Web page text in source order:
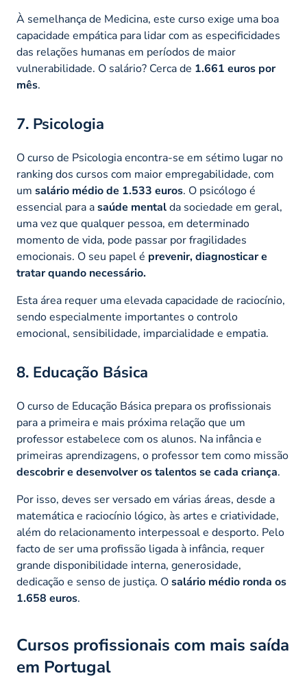
À semelhança de Medicina, este curso exige uma boa
capacidade empática para lidar com as especificidades
das relações humanas em períodos de maior
vulnerabilidade. O salário? Cerca de 1.661 euros por
mês.
7. Psicologia
O curso de Psicologia encontra-se em sétimo lugar no
ranking dos cursos com maior empregabilidade, com
um salário médio de 1.533 euros. O psicólogo é
essencial para asaúde mentalda sociedade em geral,
uma vez que qualquer pessoa, em determinado
momento de vida, pode passar por fragilidades
emocionais. O seu papel é prevenir, diagnosticar e
tratar quando necessário.
Esta área requer uma elevada capacidade de raciocínio,
sendo especialmente importantes o controlo
emocional, sensibilidade, imparcialidade e empatia.
8. Educação Básica
O curso de Educação Básica prepara os profissionais
para a primeira e mais próxima relação que um
professor estabelece com os alunos. Na infância e
primeiras aprendizagens, o professor tem como missão
descobrir e desenvolver os talentos se cada criança.
Por isso, deves ser versado em várias áreas, desde a
matemática e raciocínio lógico, às artes e criatividade,
além do relacionamento interpessoal e desporto. Pelo
facto de ser uma profissão ligada à infância, requer
grande disponibilidade interna, generosidade,
dedicação e senso de justiça. Osalário médio ronda os
1.658 euros.
Cursos profissionais com mais saída
em Portugal